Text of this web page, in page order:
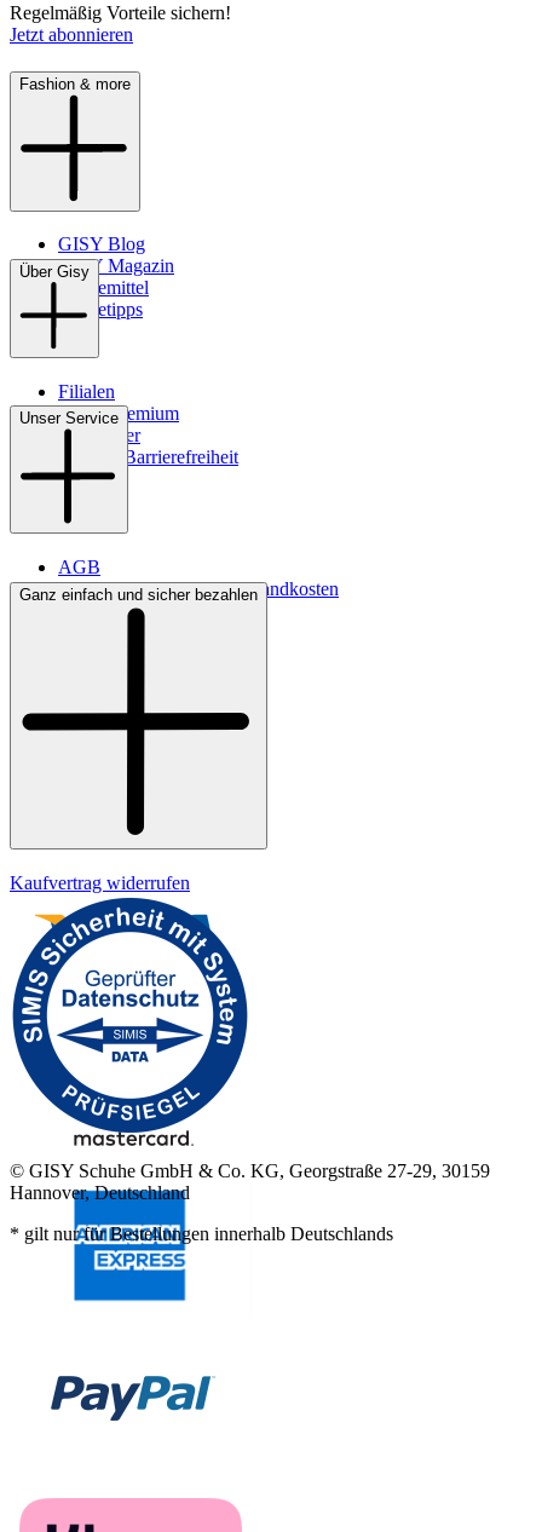
Regelmäßig Vorteile sichern!
Jetzt abonnieren
Fashion & more
GISY Blog
GISY Magazin
Pflegemittel
Pflegetipps
Über Gisy
Filialen
WMS-Premium
Newsletter
Digitale Barrierefreiheit
Unser Service
AGB
Lieferbedingungen & Versandkosten
Bezahlung
Ganz einfach und sicher bezahlen
Kaufvertrag widerrufen
© GISY Schuhe GmbH & Co. KG, Georgstraße 27-29, 30159
Hannover, Deutschland
* gilt nur für Bestellungen innerhalb Deutschlands